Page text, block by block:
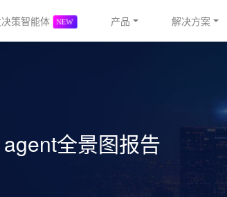
策智能体 产品 解决方案
全景图报告